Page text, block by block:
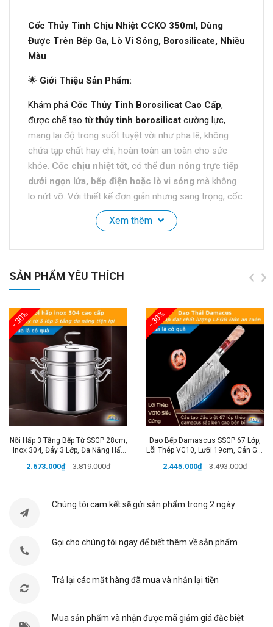
Cốc Thủy Tinh Chịu Nhiệt CCKO 350ml, Dùng
Được Trên Bếp Ga, Lò Vi Sóng, Borosilicate, Nhiều
Màu
🌟 Giới Thiệu Sản Phẩm:
Khám phá Cốc Thủy Tinh Borosilicat Cao Cấp,
được chế tạo từthủy tinh borosilicat cường lực,
mang lại độ trong suốt tuyệt vời như pha lê, không
chứa tạp chất hay chì, hoàn toàn an toàn cho sức
khỏe. Cốc chịu nhiệt tốt, có thể đun nóng trực tiếp
dưới ngọn lửa, bếp điện hoặc lò vi sóng mà không
lo nứt vỡ. Với thiết kế đơn giản nhưng sang trọng, cốc
thích hợp để thưởng thứcnước, cafe, nước ép
làm cho mỗi buổi sáng hay bữa uống thêm phần hấp
Tính Năng Nổi Bật:
✔️Chất Liệu Cao Cấp:Thủy tinh borosilicatbền bỉ,
không chứa tạp chất, đảm bảo an toàn sức khỏe.
✔️Chịu Nhiệt Tốt : Có thể sử dụng trênngọn lửa, bếp
điện, và lò vi sóng
mà không lo nứt vỡ.
✔️Độ Cứng Cao: Không trầy xước, không bị ăn mòn,
giữ cốc đẹp như mới lâu dài.
Dễ Dàng Làm Sạch
: Mặt kính ít bám bẩn, dễ dàng
vệ sinh.
✔️Tay Cầm Thông Minh
: Thiết kế tiện lợi, giúp bạn
cầm chắc chắn, thoải mái lâu dài mà không mỏi tay.
nước éphay dùng làm
, nâng tầm trải
Thông Số Chi Tiết:
Kích thước : 8,7cm x 9,3cm
⚖
🎨
Màu sắc : Xanh Lá, Cam, Trắng, Xanh Dương
Lợi Ích Khi Sử Dụng:
Xem thêm
SẢN PHẨM YÊU THÍCH
- 30%
Nồi Hấp 3 Tầng Bếp Từ SSGP 28cm,
Inox 304, Đáy 3 Lớp, Đa Năng Hấp
Đức
2.673.000₫ 3.819.000₫
- 30%
Dao Bếp Damascus SSGP 67 Lớp,
Lõi Thép VG10, Lưỡi 19cm, Cán Gỗ,
2.445.000₫ 3.493.000₫
Chúng tôi cam kết sẽ gửi sản phẩm trong 2 ngày
Gọi cho chúng tôi ngay để biết thêm về sản phẩm
Trả lại các mặt hàng đã mua và nhận lại tiền
Mua sản phẩm và nhận được mã giảm giá đặc biệt